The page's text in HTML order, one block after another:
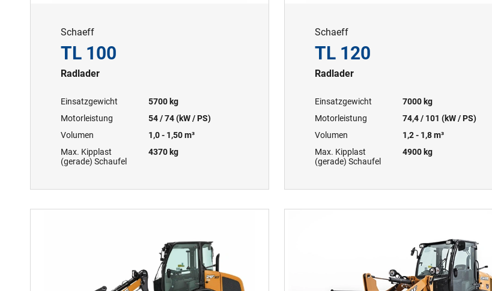
Schaeff
TL 100
Radlader
Einsatzgewicht
5700 kg
Motorleistung
54 / 74 (kW / PS)
Volumen
1,0 - 1,50 m³
Max. Kipplast
(gerade) Schaufel
4370 kg
Schaeff
TL 120
Radlader
Einsatzgewicht
7000 kg
Motorleistung
74,4 / 101 (kW / PS)
Volumen
1,2 - 1,8 m³
Max. Kipplast
(gerade) Schaufel
4900 kg